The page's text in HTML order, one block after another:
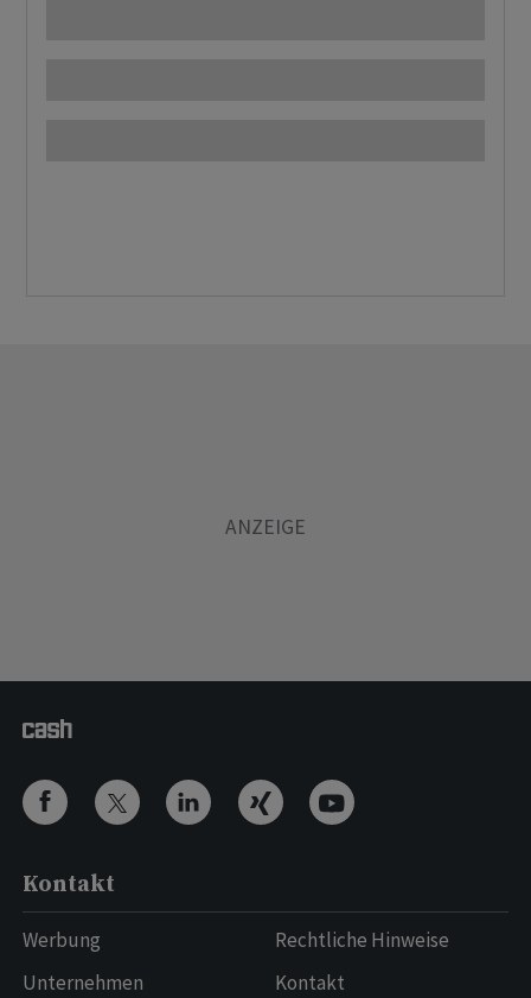
Kontakt
Werbung
Unternehmen
Rechtliche Hinweise
Kontakt